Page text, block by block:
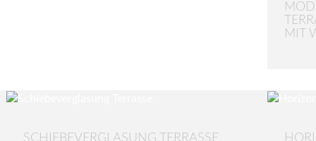
MIT
SCHIEBEVERGLASUNG TERRASSE